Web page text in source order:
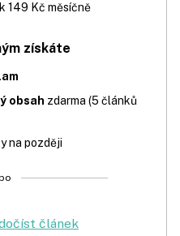
149 Kč měsíčně
získáte
obsah zdarma (5 článků
na později
článek